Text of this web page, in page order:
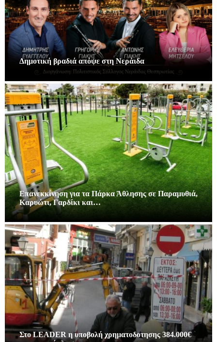
Δημοτική βραδιά απόψε στη Νεράιδα
Επανεκκίνηση για τα Πάρκα Άθλησης σε Παραμυθιά,
Καρυώτι, Γαρδίκι και…
Στο LEADER η υποβολή χρηματοδοτησης 384.000€